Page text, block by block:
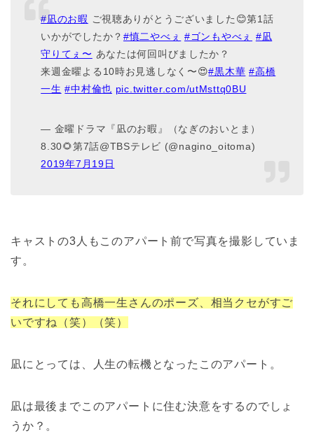
#凪のお暇 ご視聴ありがとうございました😊第1話
いかがでしたか？ #慎二やべぇ #ゴンもやべぇ
#凪
守りてぇ〜 あなたは何回叫びましたか？
来週金曜よる10時お見逃しなく〜😍#黒木華 #高橋
一生 #中村倫也 pic.twitter.com/utMsttq0BU
— 金曜ドラマ『凪のお暇』（なぎのおいとま）
8.30🌻第7話@TBSテレビ (@nagino_oitoma)
2019年7月19日
キャストの3人もこのアパート前で写真を撮影していま
す。
それにしても高橋一生さんのポーズ、相当クセがすご
いですね（笑）（笑）
凪にとっては、人生の転機となったこのアパート。
凪は最後までこのアパートに住む決意をするのでしょ
うか？。